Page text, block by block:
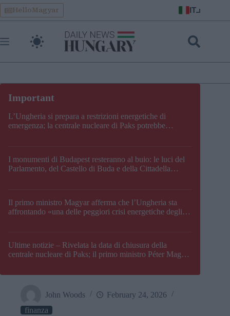
Skip
to
content
HelloMagyar IT
L’Ungheria si prepara a restrizioni energetiche di
emergenza; la centrale nucleare di Paks potrebbe
I monumenti di Budapest resteranno al buio: le luci del
Parlamento, del Castello di Buda e della Cittadella
Il primo ministro Magyar afferma che l’Ungheria sta
affrontando «una delle peggiori crisi energetiche degli
Ultime notizie – Rivelata la data di chiusura della
centrale nucleare di Paks; il primo ministro Péter Magyar
John Woods
February 24, 2026
finanza